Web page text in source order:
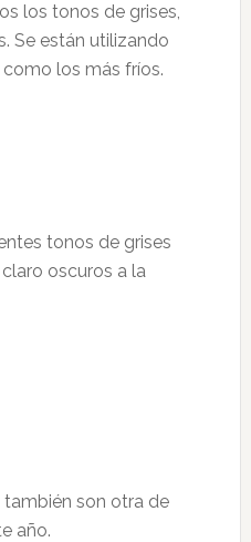
los tonos de grises,
Se están utilizando
los más fríos.
tonos de grises
oscuros a la
son otra de
año.